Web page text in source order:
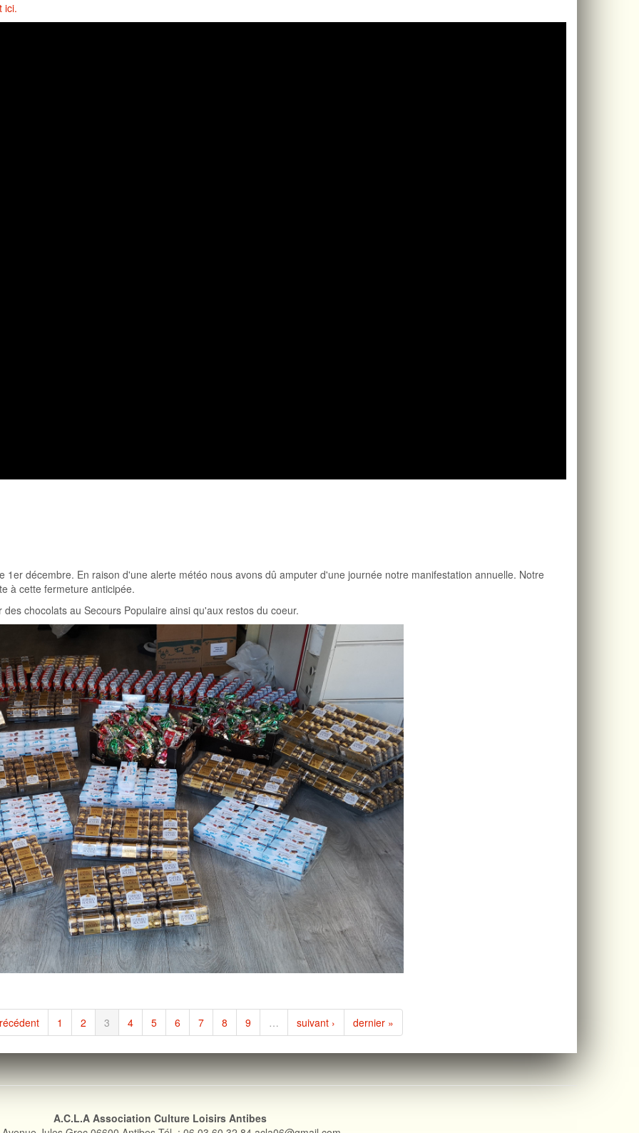
ici.
1er décembre. En raison d'une alerte météo nous avons dû amputer d'une journée notre manifestation annuelle. Notre
à cette fermeture anticipée.
chocolats au Secours Populaire ainsi qu'aux restos du coeur.
1 2 3 4 5 6 7 8 9 … suivant › dernier »
A.C.L.A Association Culture Loisirs Antibes